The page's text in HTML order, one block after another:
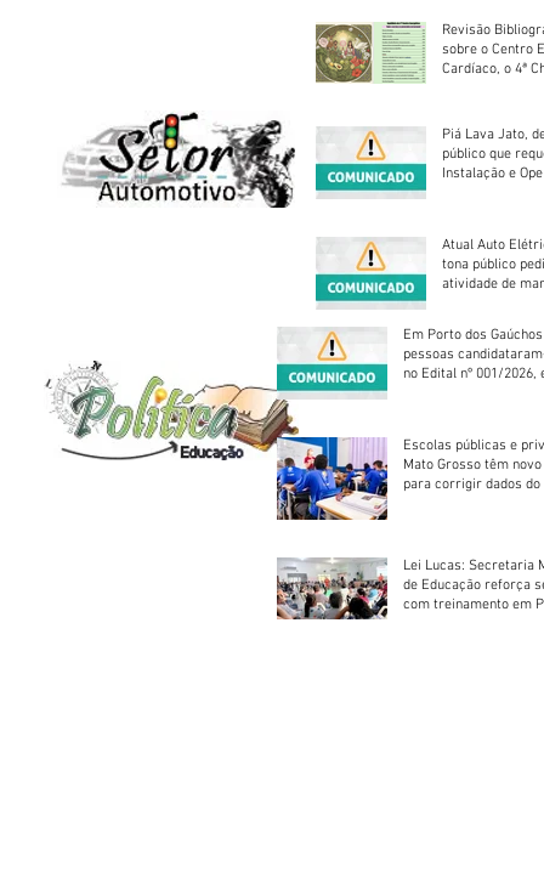
Revisão
sobre o Centro
Cardíaco, o 4ª
Piá Lava Jato,
público que
Instalação e
Atual Auto
tona público
atividade de
Em Porto dos
pessoas
no Edital nº 001/2026,
Escolas públicas e
Mato Grosso têm
para corrigir dados do
Lei Lucas: Secretaria
de Educação reforça
com treinamento em